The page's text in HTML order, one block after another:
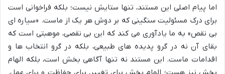
اما پیام اصلی این مستند، تنها ستایش نیست؛ بلکه فراخوانی است
برای درک مسئولیت سنگینی که بر دوش هر یک از ماست. «سیاره ای
بی نقص» به ما یادآوری می کند که این بی نقصی، موهبتی است که
بقای آن نه در گرو پدیده های طبیعی، بلکه در گرو انتخاب ها و
اقدامات ماست. این مستند نه تنها آگاهی بخش است، بلکه الهام